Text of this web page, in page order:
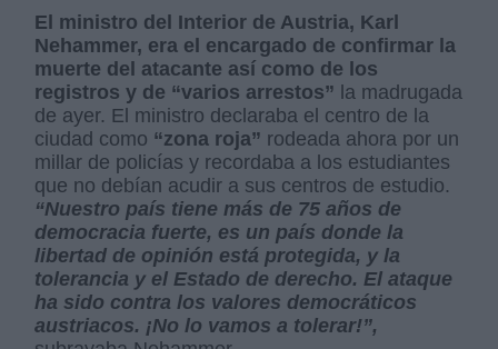
El ministro del Interior de Austria, Karl
Nehammer, era el encargado de confirmar la
muerte del atacante así como de los
registros y de “varios arrestos” la madrugada
de ayer. El ministro declaraba el centro de la
ciudad como “zona roja” rodeada ahora por un
millar de policías y recordaba a los estudiantes
que no debían acudir a sus centros de estudio.
“Nuestro país tiene más de 75 años de
democracia fuerte, es un país donde la
libertad de opinión está protegida, y la
tolerancia y el Estado de derecho. El ataque
ha sido contra los valores democráticos
austriacos. ¡No lo vamos a tolerar!”,